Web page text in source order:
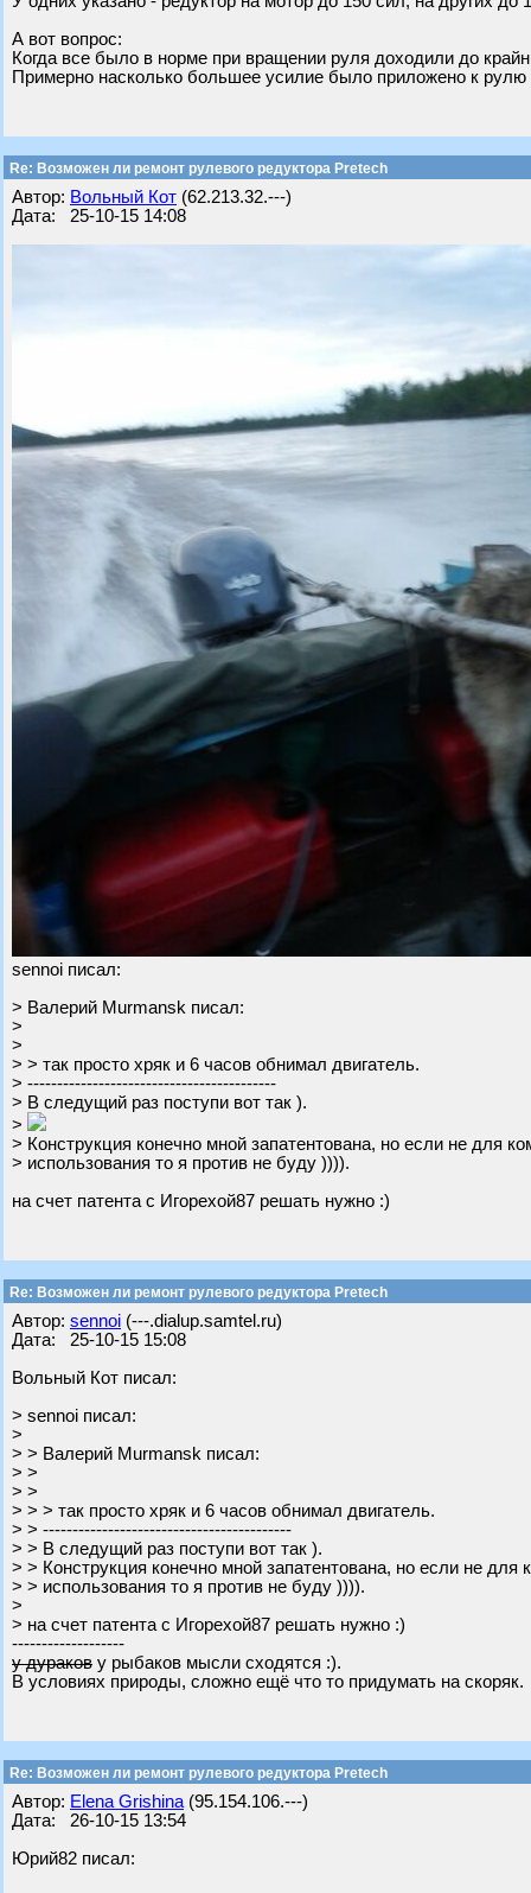
А вот вопрос:
Когда все было в норме при вращении руля доходили до
Примерно насколько большее усилие было приложено к
Re: Возможен ли ремонт рулевого редуктора Pretech
Автор: Вольный Кот (62.213.32.---)
Дата: 25-10-15 14:08
sennoi писал:
> Валерий Murmansk писал:
>
>
> > так просто хряк и 6 часов обнимал двигатель.
> ------------------------------------------
> В следущий раз поступи вот так ).
>
> Конструкция конечно мной запатентована, но если не для
> использования то я против не буду )))).
на счет патента с Игорехой87 решать нужно :)
Re: Возможен ли ремонт рулевого редуктора Pretech
Автор: sennoi (---.dialup.samtel.ru)
Дата: 25-10-15 15:08
Вольный Кот писал:
> sennoi писал:
>
> > Валерий Murmansk писал:
> >
> >
> > > так просто хряк и 6 часов обнимал двигатель.
> > ------------------------------------------
> > В следущий раз поступи вот так ).
> > Конструкция конечно мной запатентована, но если не для
> > использования то я против не буду )))).
>
> на счет патента с Игорехой87 решать нужно :)
-------------------
у дураков у рыбаков мысли сходятся :).
В условиях природы, сложно ещё что то придумать на скоряк.
Re: Возможен ли ремонт рулевого редуктора Pretech
Автор: Elena Grishina (95.154.106.---)
Дата: 26-10-15 13:54
Юрий82 писал: